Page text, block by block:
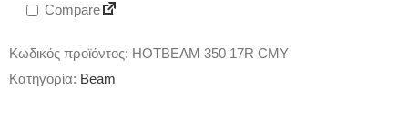
Compare
Κωδικός προϊόντος: HOTBEAM 350 17R CMY
Κατηγορία: Beam